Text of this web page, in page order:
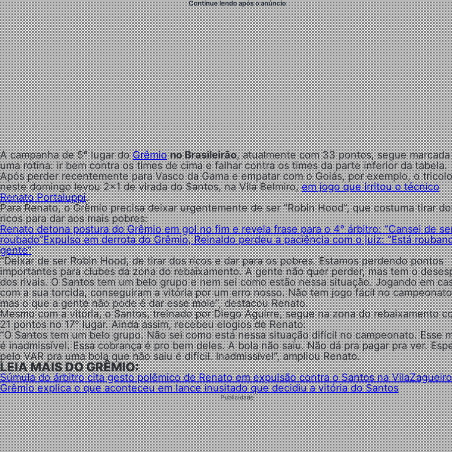
Continue lendo após o anúncio
A campanha de 5° lugar doGrêmio no Brasileirão, atualmente com 33 pontos, segue
uma rotina: ir bem contra os times de cima e falhar contra os times da parte inferior da tabela.
Após perder recentemente para Vasco da Gama e empatar com o Goiás, por exemplo, o
neste domingo levou 2×1 de virada do Santos, na Vila Belmiro,em jogo que irritou o técnico
Renato Portaluppi.
Para Renato, o Grêmio precisa deixar urgentemente de ser “Robin Hood”, que costuma tirar
ricos para dar aos mais pobres:
Renato detona postura do Grêmio em gol no fim e revela frase para o 4° árbitro: “Cansei de
roubado”Expulso em derrota do Grêmio, Reinaldo perdeu a paciência com o juiz: “Está
gente”
“Deixar de ser Robin Hood, de tirar dos ricos e dar para os pobres. Estamos perdendo pontos
importantes para clubes da zona do rebaixamento. A gente não quer perder, mas tem o
dos rivais. O Santos tem um belo grupo e nem sei como estão nessa situação. Jogando em
com a sua torcida, conseguiram a vitória por um erro nosso. Não tem jogo fácil no
mas o que a gente não pode é dar esse mole”, destacou Renato.
Mesmo com a vitória, o Santos, treinado por Diego Aguirre, segue na zona do rebaixamento
21 pontos no 17° lugar. Ainda assim, recebeu elogios de Renato:
“O Santos tem um belo grupo. Não sei como está nessa situação difícil no campeonato. Esse
é inadmissível. Essa cobrança é pro bem deles. A bola não saiu. Não dá pra pagar pra ver.
pelo VAR pra uma bola que não saiu é difícil. Inadmissível”, ampliou Renato.
LEIA MAIS DO GRÊMIO:
Súmula do árbitro cita gesto polêmico de Renato em expulsão contra o Santos na Vila
Grêmio explica o que aconteceu em lance inusitado que decidiu a vitória do Santos
Publicidade